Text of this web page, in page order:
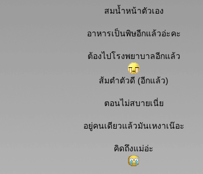
สมน้ำหน้าตัวเอง
อาหารเป็นพิษอีกแล้วอ่ะคะ
ต้องไปโรงพยาบาลอีกแล้ว
ส้มตำตัวดี (อีกแล้ว)
ตอนไม่สบายเนี่
อยู่คนเดียวแล้วมันเหงาเน๊อะ
คิดถึงแม่อ่ะ